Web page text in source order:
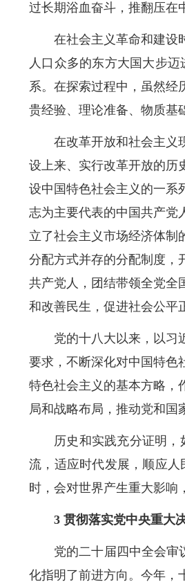
过长期浴血奋斗，推翻压在
在社会主义革命和建设
人口众多的东方大国大步
系。在探索过程中，虽然经
贵经验、理论准备、物质基
在改革开放和社会主义
设上来、实行改革开放的历
设中国特色社会主义的一系
志为主要代表的中国共产党
立了社会主义市场经济体制
分配方式并存的分配制度，
共产党人，团结带领全党全
和改善民生，促进社会公平
党的十八大以来，以习
要求，不断深化对中国特色
特色社会主义的基本方略，
局和战略布局，推动党和国
历史和实践充分证明
流，适应时代发展，顺应
时，会对世界产生重大影响
3 贯彻落实党中央重大
党的二十届四中全会审
化指明了前进方向。今年，